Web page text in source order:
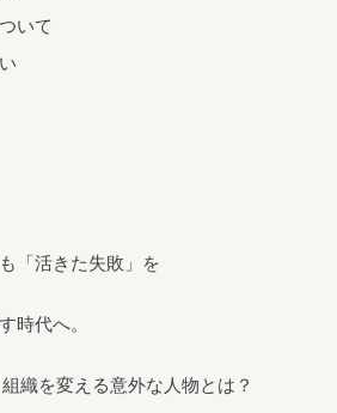
いて
「活きた失敗」を
時代へ。
織を変える意外な人物とは？